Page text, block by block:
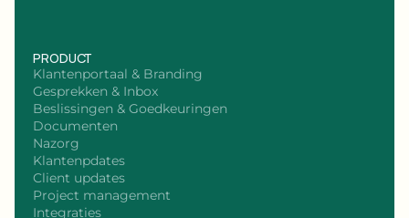
PRODUCT
Klantenportaal & Branding
Gesprekken & Inbox
Beslissingen & Goedkeuringen
Documenten
Nazorg
Klantenpdates
Client updates
Project management
Integraties